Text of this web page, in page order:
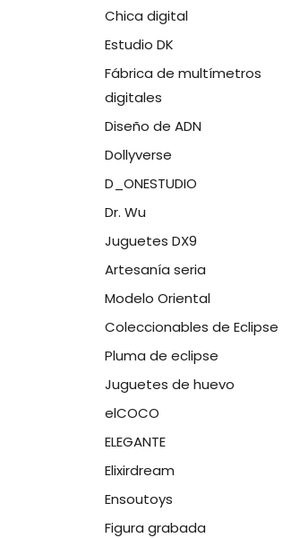
Chica digital
Estudio DK
Fábrica de multímetros
digitales
Diseño de ADN
Dollyverse
D_ONESTUDIO
Dr. Wu
Juguetes DX9
Artesanía seria
Modelo Oriental
Coleccionables de Eclipse
Pluma de eclipse
Juguetes de huevo
elCOCO
ELEGANTE
Elixirdream
Ensoutoys
Figura grabada